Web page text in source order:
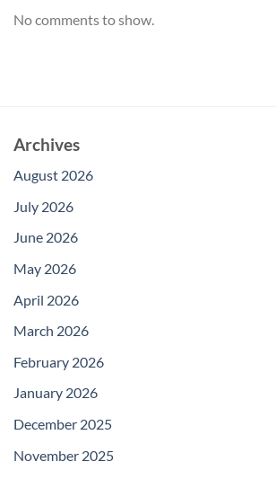
No comments to show.
Archives
August 2026
July 2026
June 2026
May 2026
April 2026
March 2026
February 2026
January 2026
December 2025
November 2025